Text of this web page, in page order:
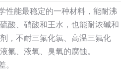
性能最稳定的一种材料，能耐沸
酸、硝酸和王水，也能耐浓碱和
，不耐三氟化氯、高温三氟化
氟、液氧、臭氧的腐蚀。
。